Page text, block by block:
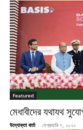
Featured
মেধাবীদের যথাযথ
উদ্যোক্তা বার্তা - ফেব্রুয়ারি ৭, ২০২০